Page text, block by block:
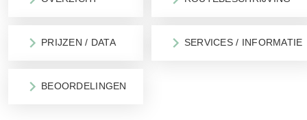
PRIJZEN / DATA SERVICES / INFORMATIE
BEOORDELINGEN